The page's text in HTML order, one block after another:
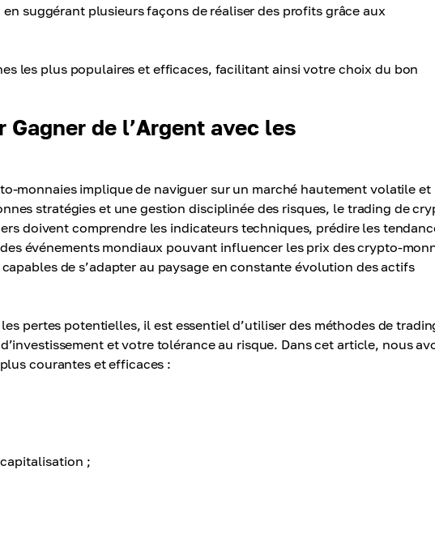
suggérant plusieurs façons de réaliser des profits grâce aux
les plus populaires et efficaces, facilitant ainsi votre choix du bon
de l’Argent avec les
monnaies implique de naviguer sur un marché hautement volatile et
stratégies et une gestion disciplinée des risques, le trading de
doivent comprendre les indicateurs techniques, prédire les
événements mondiaux pouvant influencer les prix des crypto-
de s’adapter au paysage en constante évolution des actifs
pertes potentielles, il est essentiel d’utiliser des méthodes de
et votre tolérance au risque. Dans cet article, nous
courantes et efficaces :
;